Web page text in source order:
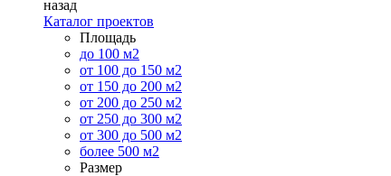
назад
Каталог проектов
Площадь
до 100 м2
от 100 до 150 м2
от 150 до 200 м2
от 200 до 250 м2
от 250 до 300 м2
от 300 до 500 м2
более 500 м2
Размер